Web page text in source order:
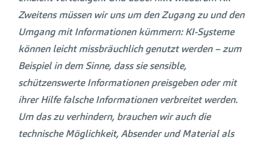
Zweitens müssen wir uns um den Zugang zu und den
Umgang mit Informationen kümmern: KI-Systeme
können leicht missbräuchlich genutzt werden – zum
Beispiel in dem Sinne, dass sie sensible,
schützenswerte Informationen preisgeben oder mit
ihrer Hilfe falsche Informationen verbreitet werden.
Um das zu verhindern, brauchen wir auch die
technische Möglichkeit, Absender und Material als